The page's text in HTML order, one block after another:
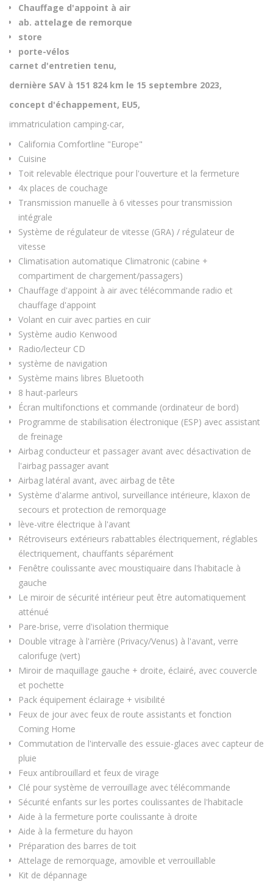
Chauffage d'appoint à air
ab. attelage de remorque
store
porte-vélos
carnet d'entretien tenu,
dernière SAV à 151 824 km le 15 septembre 2023,
concept d'échappement, EU5,
immatriculation camping-car,
California Comfortline "Europe"
Cuisine
Toit relevable électrique pour l'ouverture et la fermeture
4x places de couchage
Transmission manuelle à 6 vitesses pour transmission
intégrale
Système de régulateur de vitesse (GRA) / régulateur de
vitesse
Climatisation automatique Climatronic (cabine +
compartiment de chargement/passagers)
Chauffage d'appoint à air avec télécommande radio et
chauffage d'appoint
Volant en cuir avec parties en cuir
Système audio Kenwood
Radio/lecteur CD
système de navigation
Système mains libres Bluetooth
8 haut-parleurs
Écran multifonctions et commande (ordinateur de bord)
Programme de stabilisation électronique (ESP) avec assistant
de freinage
Airbag conducteur et passager avant avec désactivation de
l'airbag passager avant
Airbag latéral avant, avec airbag de tête
Système d'alarme antivol, surveillance intérieure, klaxon de
secours et protection de remorquage
lève-vitre électrique à l'avant
Rétroviseurs extérieurs rabattables électriquement, réglables
électriquement, chauffants séparément
Fenêtre coulissante avec moustiquaire dans l'habitacle à
gauche
Le miroir de sécurité intérieur peut être automatiquement
atténué
Pare-brise, verre d'isolation thermique
Double vitrage à l'arrière (Privacy/Venus) à l'avant, verre
calorifuge (vert)
Miroir de maquillage gauche + droite, éclairé, avec couvercle
et pochette
Pack équipement éclairage + visibilité
Feux de jour avec feux de route assistants et fonction
Coming Home
Commutation de l'intervalle des essuie-glaces avec capteur de
pluie
Feux antibrouillard et feux de virage
Clé pour système de verrouillage avec télécommande
Sécurité enfants sur les portes coulissantes de l'habitacle
Aide à la fermeture porte coulissante à droite
Aide à la fermeture du hayon
Préparation des barres de toit
Attelage de remorquage, amovible et verrouillable
Kit de dépannage